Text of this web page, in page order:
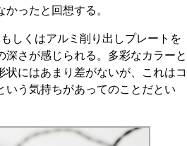
ったと回想する。
しくはアルミ削り出しプレートを
さが感じられる。多彩なカラーと
にはあまり差がないが、これはコ
いう気持ちがあってのことだとい